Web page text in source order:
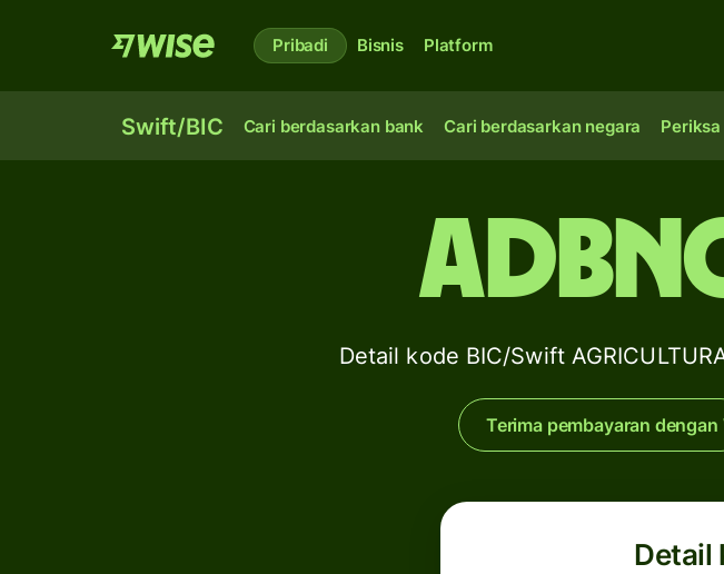
Pribadi Bisnis Platform
Swift/BIC Cari berdasarkan bank Cari berdasarkan negara
Detail kode BIC/Swift
Terima pembayaran dengan
Detail